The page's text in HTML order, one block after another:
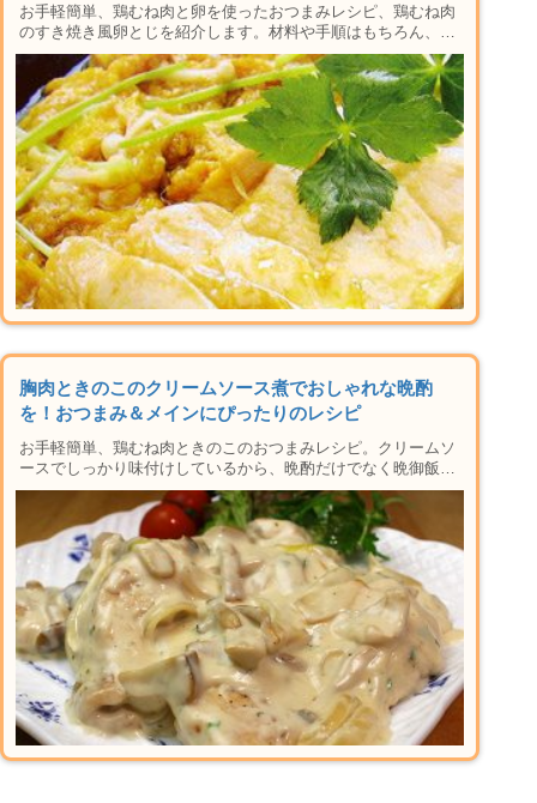
お手軽簡単、鶏むね肉と卵を使ったおつまみレシピ、鶏むね肉
のすき焼き風卵とじを紹介します。材料や手順はもちろん、焼
き方や下準備のコツ、アレンジレシピ、おつまみに合うお酒の
紹介など楽しい晩酌タイムに必要な情報が盛りだくさん。おか
ずにも使えるレシピなの晩御飯にもおすすめ♪家で本格居酒屋
メニューができちゃう人気のシリーズです！
胸肉ときのこのクリームソース煮でおしゃれな晩酌
を！おつまみ＆メインにぴったりのレシピ
お手軽簡単、鶏むね肉ときのこのおつまみレシピ。クリームソ
ースでしっかり味付けしているから、晩酌だけでなく晩御飯に
もピッタリ！材料や手順はもちろん、下準備のコツ、アレンジ
レシピ、おつまみに合うお酒の紹介など楽しい晩酌タイムに必
要な情報が盛りだくさん。おかずにも使えるレシピなの晩御飯
にもおすすめ♪家で本格居酒屋メニューができちゃう人気のシ
リーズです！